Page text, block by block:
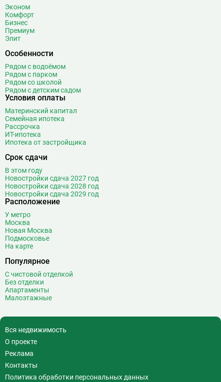
Бульвар Адмирала Ушакова
Бульвар Рокоссовского
Бунинская аллея
Бутырская
В Вавиловская
Варшавская
ВДНХ
Верхние Лихоборы
Владыкино
Водный стадион
Волгоградский проспект
Волжская
Волоколамская
Воронцовская
Выставочный центр
Выхино
Г Генерала Тюленева
Говорово
Д Давыдково 14
Деловой центр
Динамо
Добрынинская
Домодедовская
Эконом
Комфорт
Бизнес
Премиум
Элит
Особенности
Рядом с водоёмом
Рядом с парком
Рядом со школой
Рядом с детским садом
Условия оплаты
Материнский капитал
Семейная ипотека
Рассрочка
ИТ-ипотека
Ипотека от застройщика
Срок сдачи
В этом году
Новостройки сдача 2027 год
Новостройки сдача 2028 год
Новостройки сдача 2029 год
Расположение
У метро
Москва
Новая Москва
Подмосковье
На карте
Популярное
С чистовой отделкой
Без отделки
Апартаменты
Малоэтажные
Вся недвижимость
О проекте
Реклама
Контакты
Политика обработки персональных данных